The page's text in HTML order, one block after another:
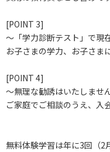
[POINT 3]
～「学力診断テスト」で現
お子さまの学力、お子さま
[POINT 4]
～無理な勧誘はいたしませ
ご家庭でご相談のうえ、入
無料体験学習は年に3回（2